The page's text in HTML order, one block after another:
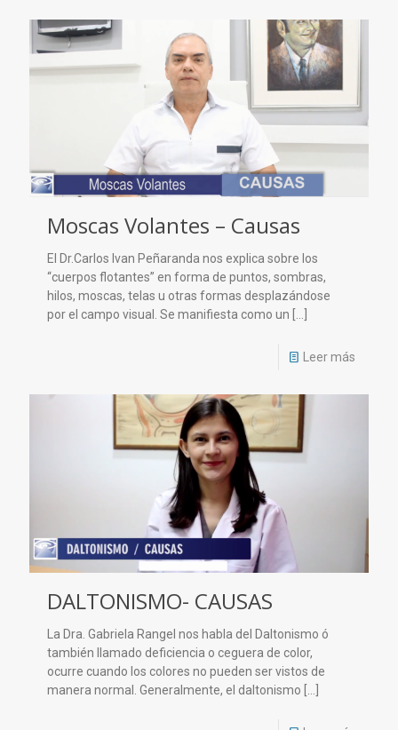
Moscas Volantes – Causas
El Dr.Carlos Ivan Peñaranda nos explica sobre los
“cuerpos flotantes” en forma de puntos, sombras,
hilos, moscas, telas u otras formas desplazándose
por el campo visual. Se manifiesta como un […]
Leer más
DALTONISMO- CAUSAS
La Dra. Gabriela Rangel nos habla del Daltonismo ó
también llamado deficiencia o ceguera de color,
ocurre cuando los colores no pueden ser vistos de
manera normal. Generalmente, el daltonismo